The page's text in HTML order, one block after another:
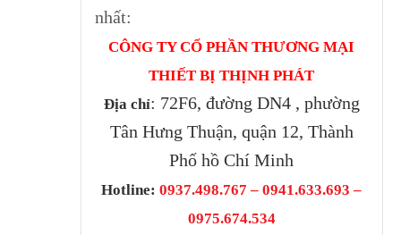
nhất:
CÔNG TY CỔ PHẦN THƯƠNG MẠI
THIẾT BỊ THỊNH PHÁT
Địa chỉ: 72F6, đường DN4 , phường
Tân Hưng Thuận, quận 12, Thành
Phố hồ Chí Minh
Hotline: 0937.498.767 – 0941.633.693 –
0975.674.534